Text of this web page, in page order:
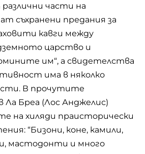
части на
съхранени предания за
кавги между
царство и
им“, а свидетелства
има в няколко
В прочутите
Ла Бреа (Лос Анджелис)
на хиляди праисторически
“Бизони, коне, камили,
мастодонти и много